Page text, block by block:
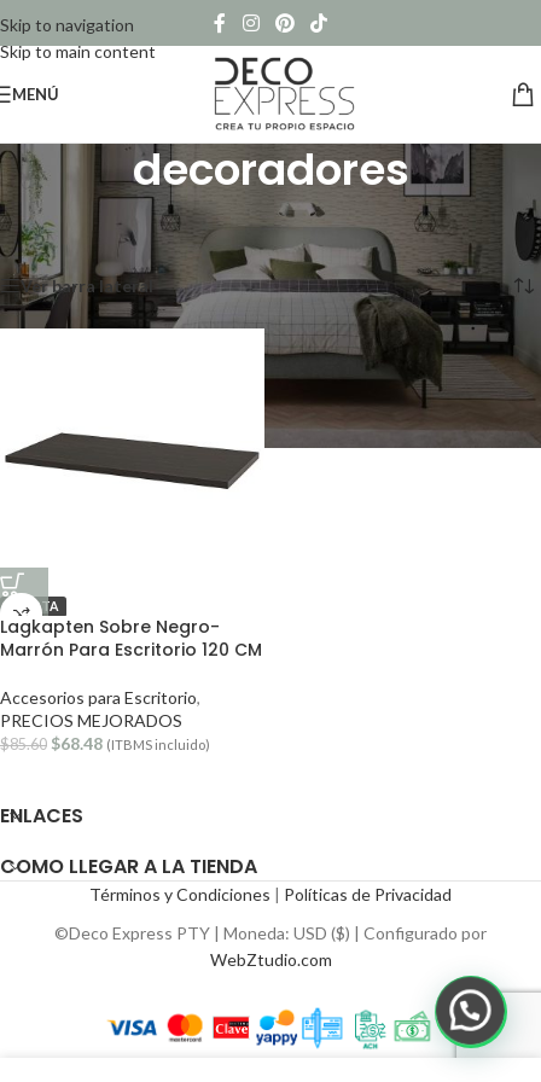
Skip to navigation
Skip to main content
MENÚ
decoradores
Inicio/
Productos etiquetados “decoradores”
Mostrando el único resultado
Ver barra lateral
OFERTA
Lagkapten Sobre Negro-
Marrón Para Escritorio 120 CM
Accesorios para Escritorio,
PRECIOS MEJORADOS
$85.60 $68.48 (ITBMS incluido)
ENLACES
COMO LLEGAR A LA TIENDA
Términos y Condiciones | Políticas de Privacidad
©Deco Express PTY | Moneda: USD ($) | Configurado por
WebZtudio.com